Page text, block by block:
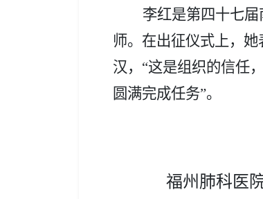
李红是第四十七
师。在出征仪式上，
汉，“这是组织的信任
圆满完成任务”。
福州肺科医